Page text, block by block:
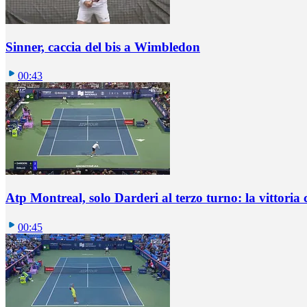
Sinner, caccia del bis a Wimbledon
00:43
Atp Montreal, solo Darderi al terzo turno: la vittoria
00:45